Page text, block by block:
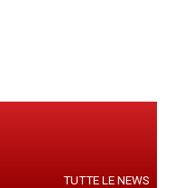
TUTTE LE NEWS